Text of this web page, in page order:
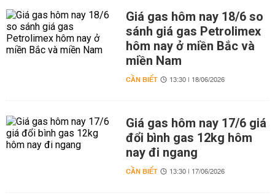
Giá gas hôm nay 18/6 so
sánh giá gas Petrolimex
hôm nay ở miền Bắc và
miền Nam
CẦN BIẾT 13:30 | 18/06/2026
Giá gas hôm nay 17/6 giá
đổi bình gas 12kg hôm
nay đi ngang
CẦN BIẾT 13:30 | 17/06/2026